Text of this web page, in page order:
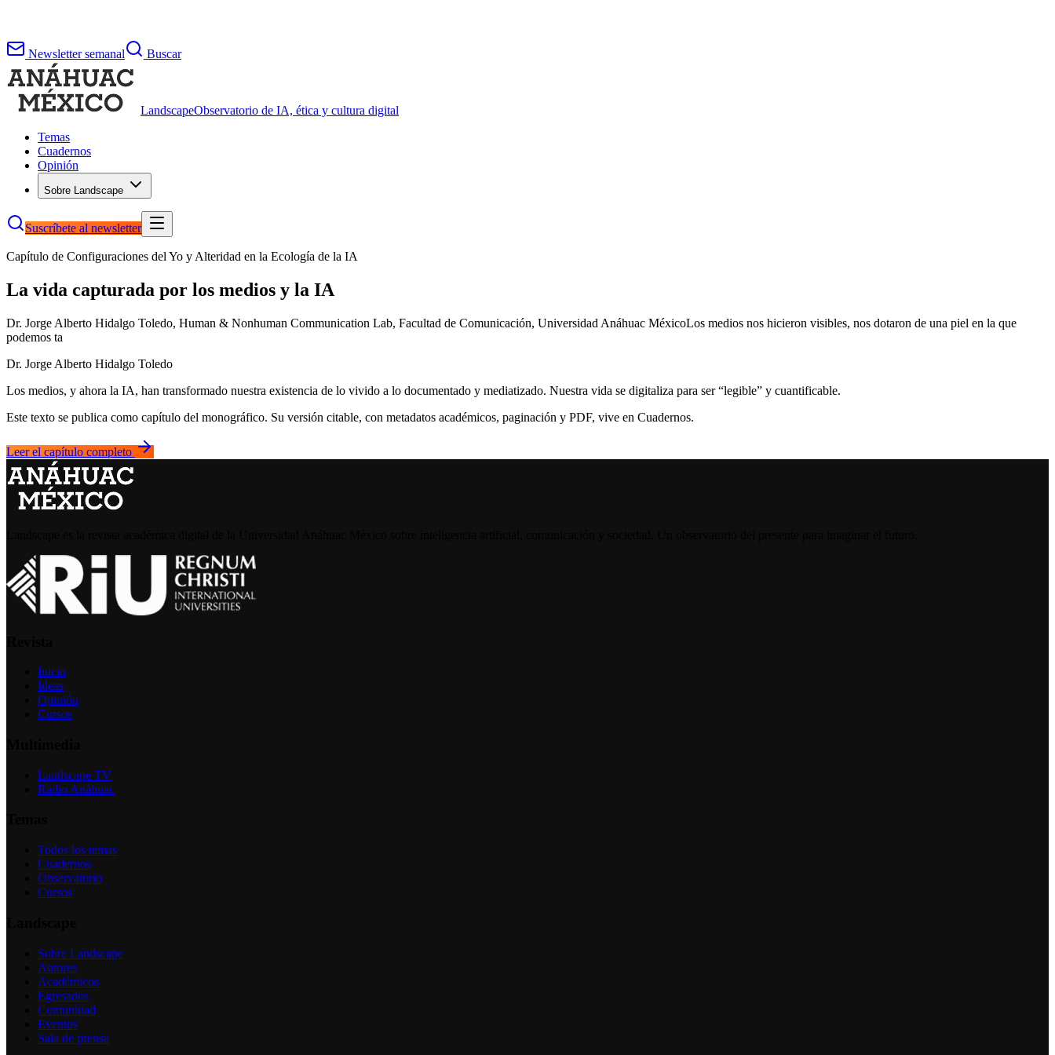
Newsletter semanal Buscar
LandscapeObservatorio de IA, ética y cultura digital
Temas
Cuadernos
Opinión
Sobre Landscape
Suscríbete al newsletter
Capítulo de Configuraciones del Yo y Alteridad en la Ecología de la IA
La vida capturada por los medios y la IA
Dr. Jorge Alberto Hidalgo Toledo, Human & Nonhuman Communication Lab, Facultad de Comunicación, Universidad Anáhuac MéxicoLos medios nos hicieron visibles, nos dotaron de una piel en la que
podemos ta
Dr. Jorge Alberto Hidalgo Toledo
Los medios, y ahora la IA, han transformado nuestra existencia de lo vivido a lo documentado y mediatizado. Nuestra vida se digitaliza para ser “legible” y cuantificable.
Este texto se publica como capítulo del monográfico. Su versión citable, con metadatos académicos, paginación y PDF, vive en Cuadernos.
Leer el capítulo completo
Inicio
Ideas
Opinión
Cursos
Landscape TV
Radio Anáhuac
Todos los temas
Cuadernos
Observatorio
Cursos
Sobre Landscape
Autores
Académicos
Egresados
Comunidad
Eventos
Sala de prensa